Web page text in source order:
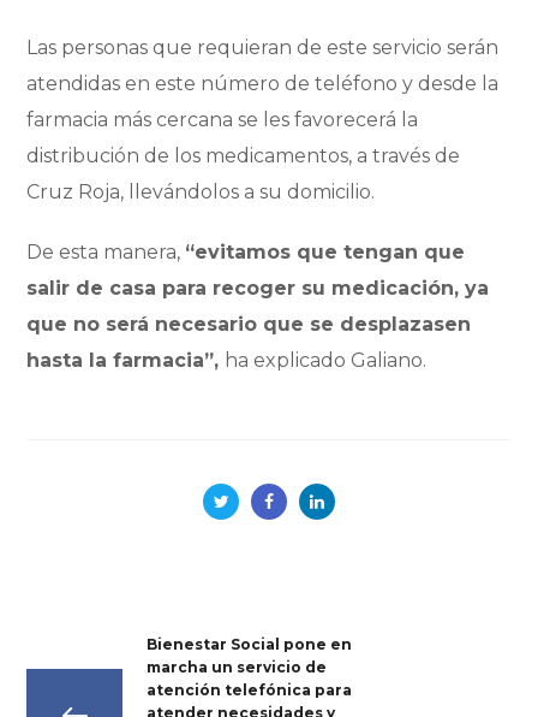
Las personas que requieran de este servicio serán
atendidas en este número de teléfono y desde la
farmacia más cercana se les favorecerá la
distribución de los medicamentos, a través de
Cruz Roja, llevándolos a su domicilio.
De esta manera, “evitamos que tengan que
salir de casa para recoger su medicación, ya
que no será necesario que se desplazasen
hasta la farmacia”, ha explicado Galiano.
Bienestar Social pone en
marcha un servicio de
atención telefónica para
atender necesidades y